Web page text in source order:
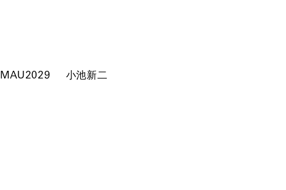
MAU2029 小池新二